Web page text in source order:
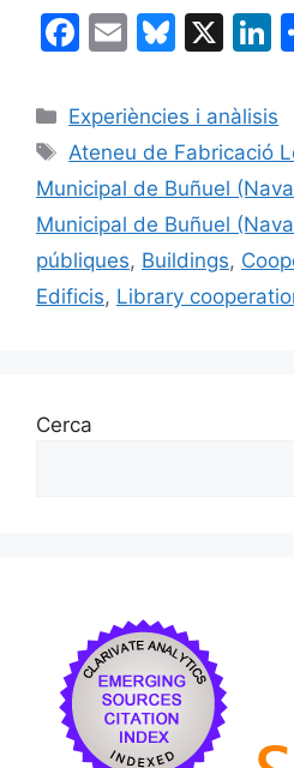
F
c
e
b
o
o
k
E
ai
l
Bl
e
s
k
y
X
k
e
n
Categories
Experiències i anàlisis
Etiquetes
Ateneu de Fabricació
Municipal de Buñuel
Municipal de Buñuel
públiques, Buildings,
Edificis, Library
Cerca